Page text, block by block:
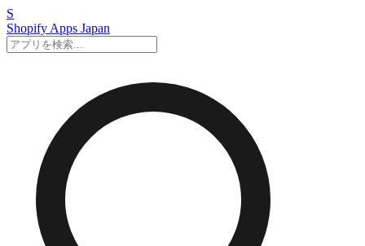
S
Shopify Apps Japan